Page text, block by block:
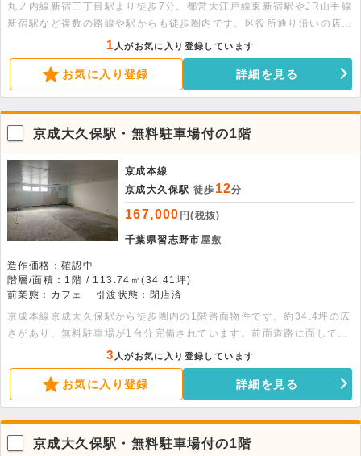
丸ノ内線新宿三丁目駅より徒歩7分。都営大江戸線東新宿駅やJR山手線
新宿駅など複数の路線や駅からも徒歩圏内です。区役所通り沿いの店舗
ビルです。業種等お問合せ下さい。
1 人がお気に入り登録しています
お気に入り登録 詳細を見る
京成大久保駅・無料駐車場付の1階
京成本線
京成大久保駅 徒歩 12分
167,000 円(税抜)
千葉県習志野市 屋敷
造作価格：確認中
階層/面積：1階 / 113.74㎡(34.41坪)
前業態：カフェ
引渡状態：閉店済
京成本線京成大久保駅から徒歩圏内の1階路面物件です。約34.4坪の広
さがあり、無料駐車場が1台分完備されています。前面道路に面してお
り、天井高約2.5メートルの開放的な空間です。前業態はカフェで、室
内にはトイレが備わっています。飲食店をはじめ、幅広い業態のご相談
を歓迎いたします。ご内見のご希望など、お気軽にご連絡ください。
3 人がお気に入り登録しています
お気に入り登録 詳細を見る
京成大久保駅・無料駐車場付の1階